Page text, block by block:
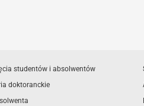
studentów i absolwentów
doktoranckie